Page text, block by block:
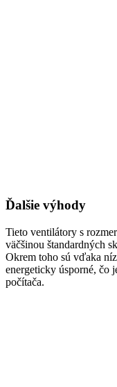
Ďalšie výhody
Tieto ventilátory s
väčšinou štandardných
Okrem toho sú vďaka
energeticky úsporné, čo
počítača.